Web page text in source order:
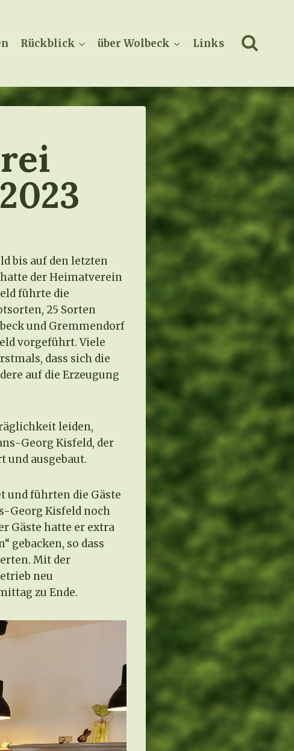
Rückblick über Wolbeck Links
bis auf den letzten
der Heimatverein
führte die
25 Sorten
und Gremmendorf
vorgeführt. Viele
dass sich die
auf die Erzeugung
leiden,
Georg Kisfeld, der
und ausgebaut.
und führten die Gäste
Georg Kisfeld noch
Gäste hatte er extra
gebacken, so dass
Mit der
neu
zu Ende.